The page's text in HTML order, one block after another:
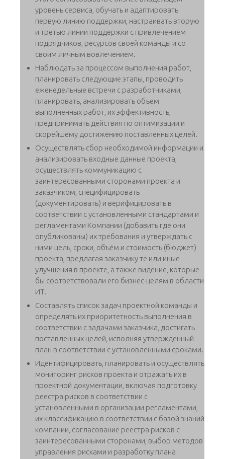
уровень сервиса, обучать и адаптировать
первую линию поддержки, настраивать вторую
и третью линии поддержки с привлечением
подрядчиков, ресурсов своей команды и со
своим личным вовлечением.
Наблюдать за процессом выполнения работ,
планировать следующие этапы, проводить
еженедельные встречи с разработчиками,
планировать, анализировать объем
выполненных работ, их эффективность,
предпринимать действия по оптимизации и
скорейшему достижению поставленных целей.
Осуществлять сбор необходимой информации и
анализировать входные данные проекта,
осуществлять коммуникацию с
заинтересованными сторонами проекта и
заказчиком, специфицировать
(документировать) и верифицировать в
соответствии с установленными стандартами и
регламентами Компании (добавить где они
опубликованы) их требования и утверждать с
ними цель, сроки, объём и стоимость (бюджет)
проекта, предлагая заказчику те или иные
улучшения в проекте, а также видение, которые
бы соответствовали его бизнес-целям в области
ИТ.
Составлять список задач проектной команды и
определять их приоритетность выполнения в
соответствии с задачами заказчика, достигать
поставленных целей, исполняя утвержденный
план в соответствии с установленными сроками.
Идентифицировать, планировать и осуществлять
мониторинг рисков проекта и отражать их в
проектной документации, включая подготовку
реестра рисков в соответствии с
установленными в организации регламентами,
их классификацию в соответствии с базой знаний
компании, согласование реестра рисков с
заинтересованными сторонами, выбор методов
управления рисками и разработку плана